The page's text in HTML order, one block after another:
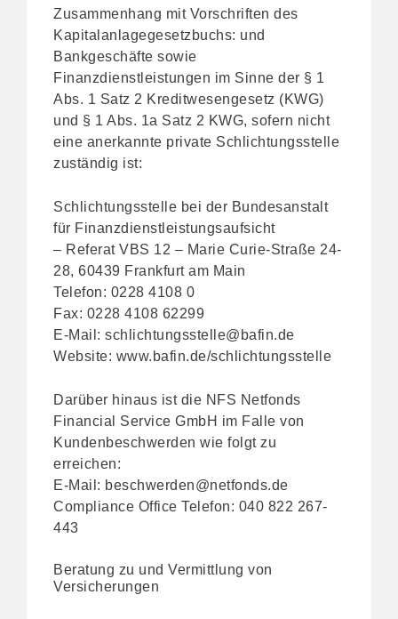
Zusammenhang mit Vorschriften des
Kapitalanlagegesetzbuchs: und
Bankgeschäfte sowie
Finanzdienstleistungen im Sinne der § 1
Abs. 1 Satz 2 Kreditwesengesetz (KWG)
und § 1 Abs. 1a Satz 2 KWG, sofern nicht
eine anerkannte private Schlichtungsstelle
zuständig ist:
Schlichtungsstelle bei der Bundesanstalt
für Finanzdienstleistungsaufsicht
– Referat VBS 12 – Marie Curie-Straße 24-
28, 60439 Frankfurt am Main
Telefon: 0228 4108 0
Fax: 0228 4108 62299
E-Mail: schlichtungsstelle@bafin.de
Website: www.bafin.de/schlichtungsstelle
Darüber hinaus ist die NFS Netfonds
Financial Service GmbH im Falle von
Kundenbeschwerden wie folgt zu
erreichen:
E-Mail: beschwerden@netfonds.de
Compliance Office Telefon: 040 822 267-
443
Beratung zu und Vermittlung von
Versicherungen